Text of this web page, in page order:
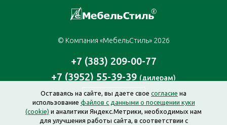
© Компания «МебельСтиль» 2026
+7 (383) 209-00-77
+7 (3952) 55-39-39 (дилерам)
Заказать звонок
Оставаясь на сайте, вы даете свое согласие на
использование файлов с данными о посещении куки
(cookie) и аналитики Яндекс.Метрики, необходимых нам
для улучшения работы сайта, в соответствии с